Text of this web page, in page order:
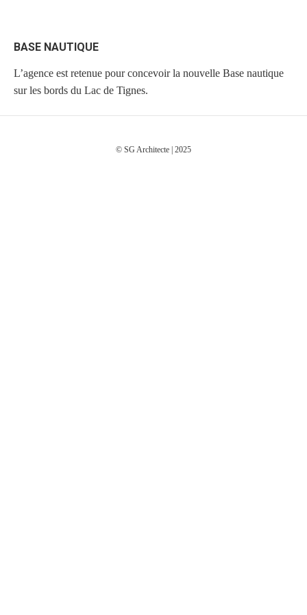
BASE NAUTIQUE
L’agence est retenue pour concevoir la nouvelle Base nautique
sur les bords du Lac de Tignes.
© SG Architecte | 2025